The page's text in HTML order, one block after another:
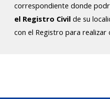
correspondiente donde
el Registro Civil de su
con el Registro para realizar